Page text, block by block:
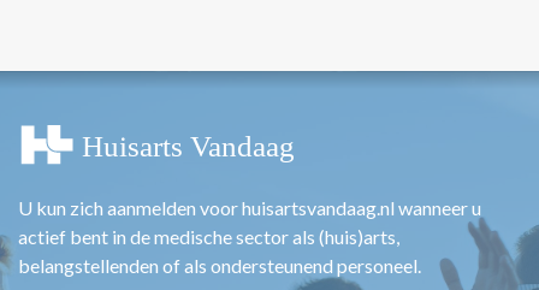
U kun zich aanmelden voor huisartsvandaag.nl wanneer u
actief bent in de medische sector als (huis)arts,
belangstellenden of als ondersteunend personeel.